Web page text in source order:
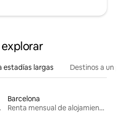
estadías largas Destinos a un
Barcelona
Renta mensual de alojamientos